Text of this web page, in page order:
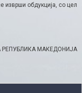
изврши обдукција, со цел
МАКЕДОНИЈА